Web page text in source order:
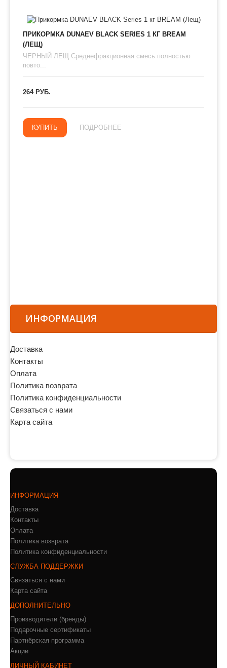
ПРИКОРМКА DUNAEV BLACK SERIES 1 КГ BREAM
(ЛЕЩ)
ЧЕРНЫЙ ЛЕЩ Среднефракционная смесь полностью
повто...
264 РУБ.
КУПИТЬ ПОДРОБНЕЕ
ИНФОРМАЦИЯ
Доставка
Контакты
Оплата
Политика возврата
Политика конфиденциальности
Связаться с нами
Карта сайта
ИНФОРМАЦИЯ
Доставка
Контакты
Оплата
Политика возврата
Политика конфиденциальности
СЛУЖБА ПОДДЕРЖКИ
Связаться с нами
Карта сайта
ДОПОЛНИТЕЛЬНО
Производители (бренды)
Подарочные сертификаты
Партнёрская программа
Акции
ЛИЧНЫЙ КАБИНЕТ